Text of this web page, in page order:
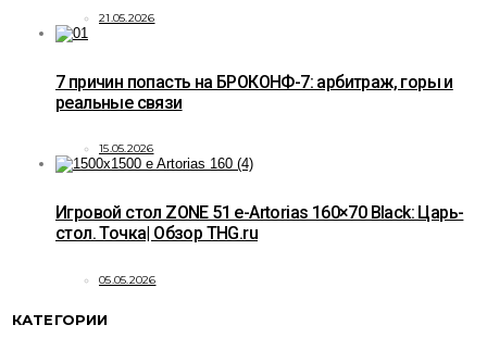
21.05.2026
7 причин попасть на БРОКОНФ-7: арбитраж, горы и
реальные связи
15.05.2026
Игровой стол ZONE 51 e-Artorias 160×70 Black: Царь-
стол. Точка| Обзор THG.ru
05.05.2026
КАТЕГОРИИ